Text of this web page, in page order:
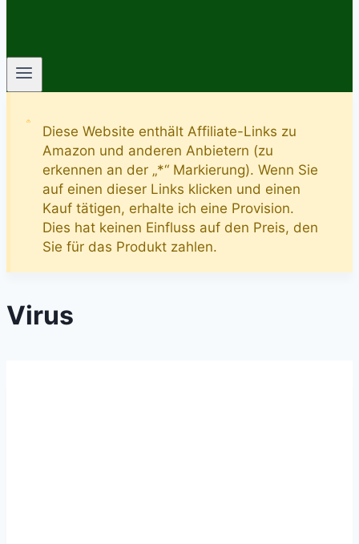
Diese Website enthält Affiliate-Links zu
Amazon und anderen Anbietern (zu
erkennen an der „*“ Markierung). Wenn Sie
auf einen dieser Links klicken und einen
Kauf tätigen, erhalte ich eine Provision.
Dies hat keinen Einfluss auf den Preis, den
Sie für das Produkt zahlen.
Virus